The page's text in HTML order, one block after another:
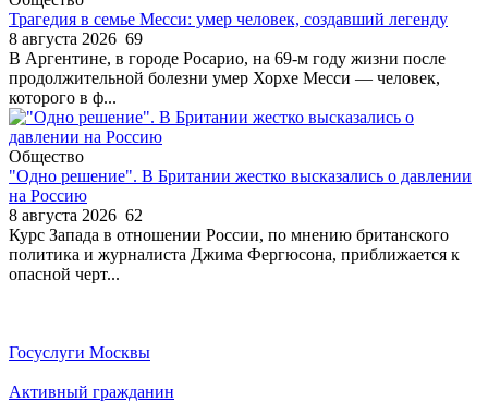
Трагедия в семье Месси: умер человек, создавший легенду
8 августа 2026 69
В Аргентине, в городе Росарио, на 69-м году жизни после
продолжительной болезни умер Хорхе Месси — человек,
которого в ф...
Общество
"Одно решение". В Британии жестко высказались о давлении
на Россию
8 августа 2026 62
Курс Запада в отношении России, по мнению британского
политика и журналиста Джима Фергюсона, приближается к
опасной черт...
Госуслуги Москвы
Активный гражданин